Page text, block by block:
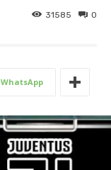
0
31585
WhatsApp